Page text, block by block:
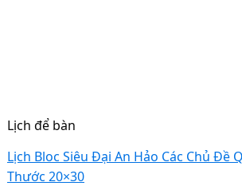
Lịch để bàn
Lịch Bloc Siêu Đại An Hảo Các Chủ Đề
Thước 20×30